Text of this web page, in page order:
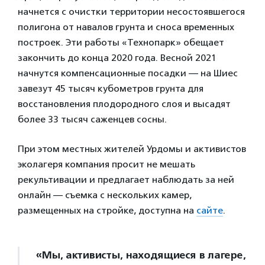
начнется с очистки территории несостоявшегося
полигона от навалов грунта и сноса временных
построек. Эти работы «Технопарк» обещает
закончить до конца 2020 года. Весной 2021
начнутся компенсационные посадки — на Шиес
завезут 45 тысяч кубометров грунта для
восстановления плодородного слоя и высадят
более 33 тысяч саженцев сосны.
При этом местных жителей Урдомы и активистов
эколагеря компания просит не мешать
рекультивации и предлагает наблюдать за ней
онлайн — съемка с нескольких камер,
размещенных на стройке, доступна на сайте.
«Мы, активисты, находящиеся в лагере,